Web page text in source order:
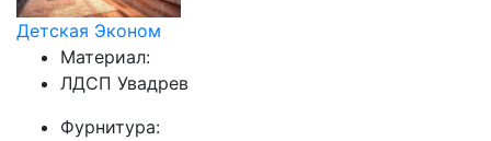
Детская Эконом
Материал:
ЛДСП Увадрев
Фурнитура: